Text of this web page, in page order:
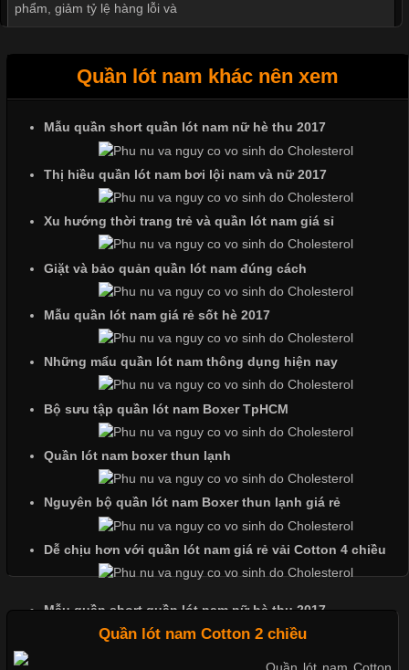
phẩm, giảm tỷ lệ hàng lỗi và
Ngành Thời Trang
Cập nhật 2026-06-01 16:20:50
Áo thun là một trong những trang phục phổ biến nhất hiện nay
nhờ tính tiện dụng, dễ phối đồ và phù hợp với nhiều đối tượng.
Bên cạnh chất liệu và kiểu dáng, phần cổ áo cũng là yếu tố
quan trọng tạo nên phong cách riêng cho từng sản phẩm. Mỗi
loại cổ áo sẽ mang đến một vẻ đẹp khác
Những Mẫu Áo Thun Đồng Phục Công Ty Được Ưa
Chuộng Hiện Nay
Cập nhật 2026-06-01 14:23:34
Trong môi trường kinh doanh hiện đại, việc xây dựng hình ảnh
chuyên nghiệp đóng vai trò quan trọng đối với sự phát triển của
doanh nghiệp. Một trong những giải pháp hiệu quả được nhiều
đơn vị lựa chọn hiện nay là sử dụng áo thun đồng phục công ty.
Không chỉ giúp tạo sự đồng bộ, áo thun
Quần lót nam khác nên xem
Mẫu quần short quần lót nam nữ hè thu 2017
Thị hiều quần lót nam bơi lội nam và nữ 2017
Xu hướng thời trang trẻ và quần lót nam giá sỉ
Giặt và bảo quản quần lót nam đúng cách
Mẫu quần lót nam giá rẻ sốt hè 2017
Những mẩu quần lót nam thông dụng hiện nay
Bộ sưu tập quần lót nam Boxer TpHCM
Quần lót nam boxer thun lạnh
Nguyên bộ quần lót nam Boxer thun lạnh giá rẻ
Dễ chịu hơn với quần lót nam giá rẻ vải Cotton 4 chiều
Mẫu quần short quần lót nam nữ hè thu 2017
Quần lót nam Cotton 2 chiều
Quần lót nam Cotton